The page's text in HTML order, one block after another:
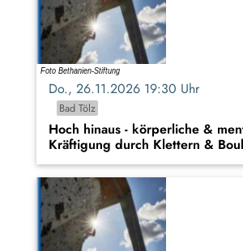
Do., 26.11.2026 19:30 Uhr
Bad Tölz
Hoch hinaus - körperliche &
Kräftigung durch Klettern &